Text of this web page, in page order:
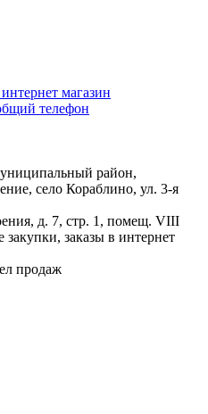
интернет магазин
телефон
район,
село Кораблино, ул. 3-я
д. 7, стр. 1, помещ. VIII
закупки, заказы в интернет
продаж